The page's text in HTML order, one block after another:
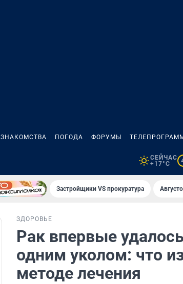
ЗНАКОМСТВА ПОГОДА ФОРУМЫ
СЕЙЧАС
+17°C
Застройщики VS прокуратура
ЗДОРОВЬЕ
Рак впервые
одним уколом: что
методе лечения